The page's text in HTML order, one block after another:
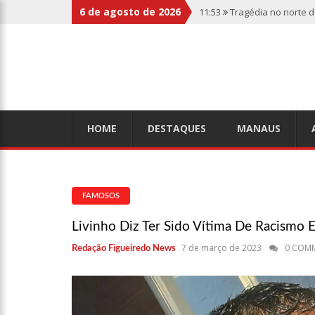
6 de agosto de 2026 11:53
Tragédia no norte
Linha Direta
11:39 Casal é torturado e
10:26 Estado Unidos
aliados
Homem é
HOME DESTAQUES MANAUS
FAMOSOS
Livinho Diz Ter Sido Vítima De Racismo
Redação Figueiredo News 7 de março de 2023 0